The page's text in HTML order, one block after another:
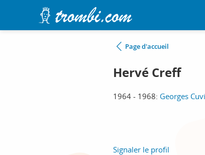
Page d'accueil
Hervé Creff
1964 - 1968: Georges
Signaler le profil